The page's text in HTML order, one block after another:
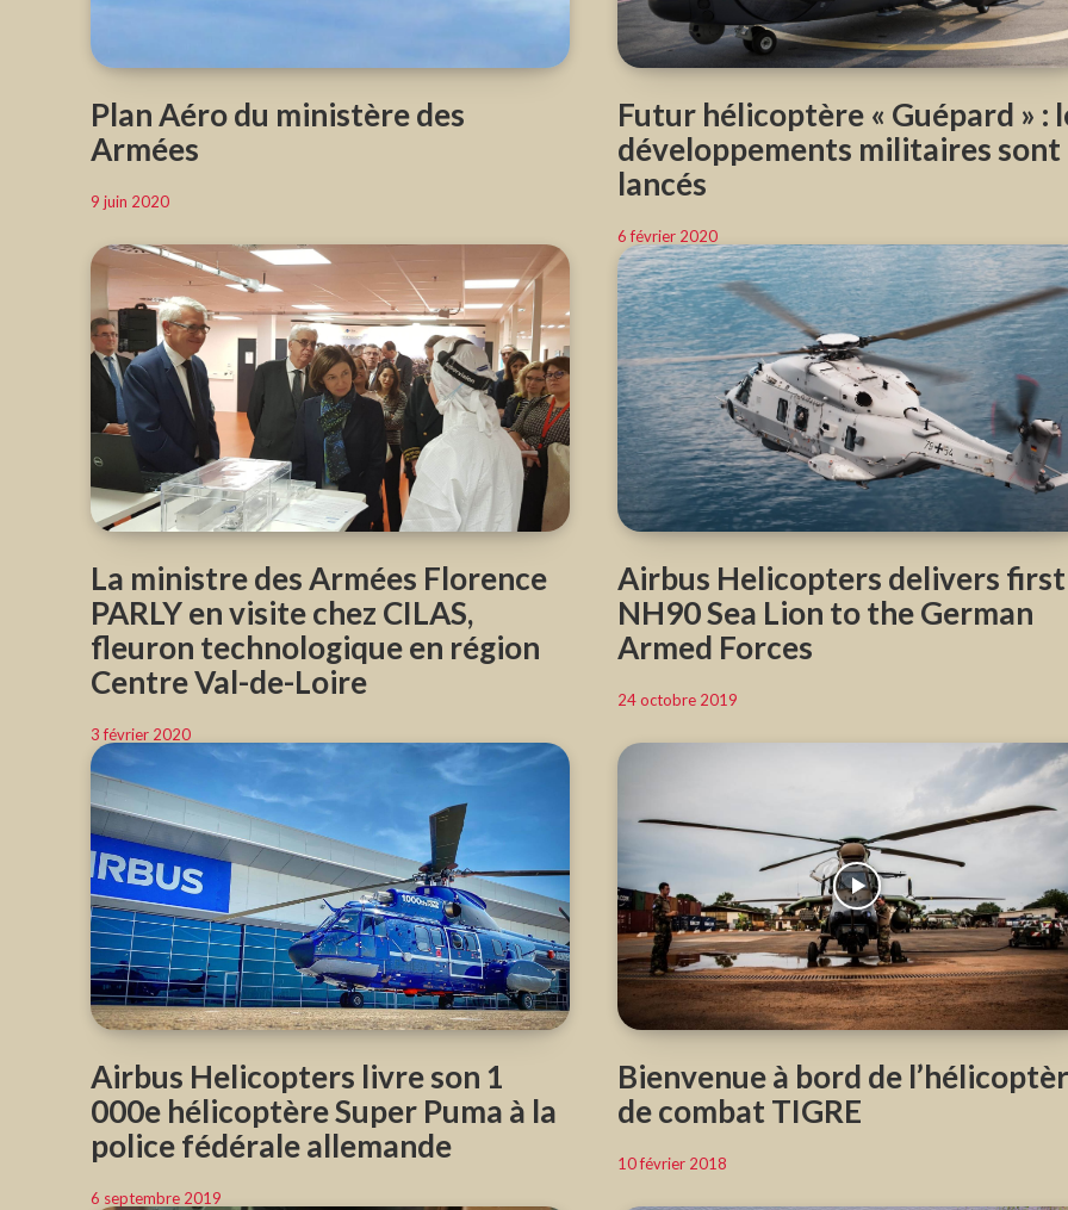
Plan Aéro du ministère des
Armées
9 juin 2020
Futur hélicoptère « Guépard » :
développements militaires sont
lancés
6 février 2020
La ministre des Armées Florence
PARLY en visite chez CILAS,
fleuron technologique en région
Centre Val-de-Loire
3 février 2020
Airbus Helicopters delivers first
NH90 Sea Lion to the German
Armed Forces
24 octobre 2019
Airbus Helicopters livre son 1
000e hélicoptère Super Puma à la
police fédérale allemande
6 septembre 2019
Bienvenue à bord de
de combat TIGRE
10 février 2018